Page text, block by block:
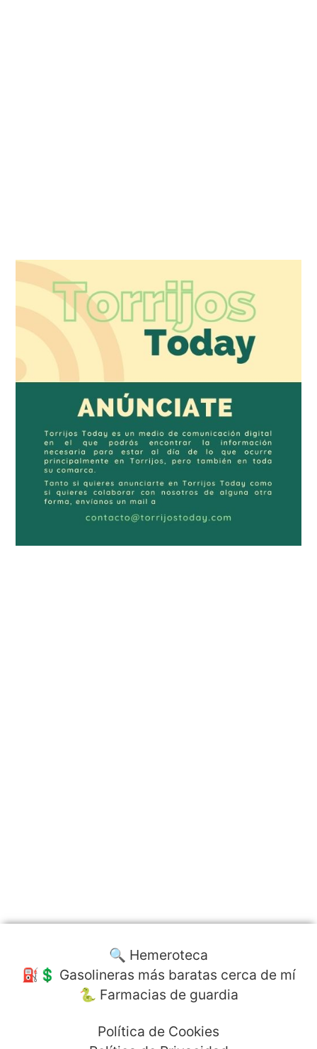
🔍 Hemeroteca
⛽️💲 Gasolineras más baratas cerca de mí
🐍 Farmacias de guardia
Política de Cookies